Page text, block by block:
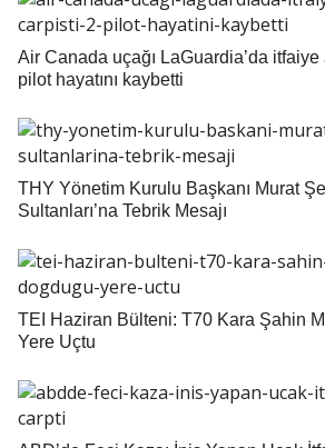
Air Canada uçağı LaGuardia’da itfaiye
pilot hayatını kaybetti
THY Yönetim Kurulu Başkanı Murat
Sultanları’na Tebrik Mesajı
TEI Haziran Bülteni: T70 Kara Şahin
Yere Uçtu